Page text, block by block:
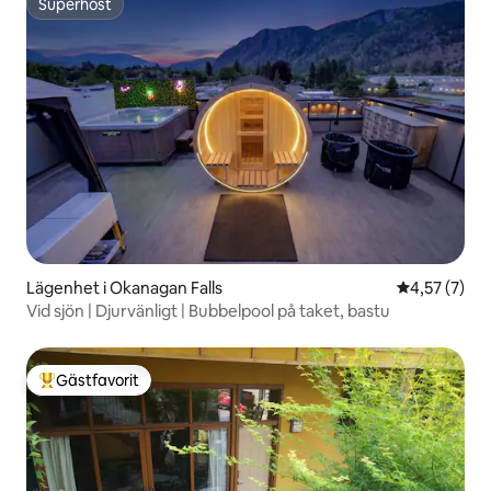
Superhost
Superhost
Lägenhet i Okanagan Falls 4,57 av 5 i
4,57 (7)
Vid sjön | Djurvänligt | Bubbelpool på taket, bastu
Populär gästfavorit
Gästfavorit